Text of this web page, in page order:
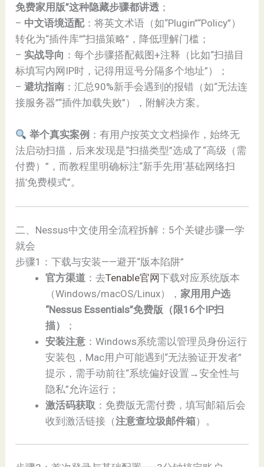
免费家用版”这种隐藏步骤都讲透 ；
– 中文语境适配：将英文术语（如“Plugin”“Policy”）
转化为“插件库”“扫描策略”，降低理解门槛；
– 实战导向 ：每个步骤搭配截图+注释（比如“扫描目
标填写内网IP时，记得用逗号分隔多个地址”）；
–避坑指南 ：汇总90%新手会遇到的报错（如“无法连
接服务器”“插件加载失败”），附解决方案。
举个真实案例 ：有用户按英文文档操作，始终无
法启动扫描，后来发现是“扫描类型”选成了“高级（需
付费）”，而教程里明确标注“新手先用‘基础网络扫
描’免费模式”。
二、Nessus中文使用全流程拆解：5个关键步骤一学
就会
步骤1：下载与安装——避开“版本陷阱”
官方渠道 ：去Tenable官网下载对应系统版本
（Windows/macOS/Linux）， 家用用户选
“Nessus Essentials”免费版（限16个IP扫
描）
；
安装注意 ：Windows系统需以管理员身份运行
安装包，Mac用户可能遇到“无法验证开发者”
提示，需手动前往“系统偏好设置→安全性与
隐私”允许运行；
激活码获取 ：免费版无需付费，填写邮箱后会
收到激活链接（注意查垃圾邮件箱）。